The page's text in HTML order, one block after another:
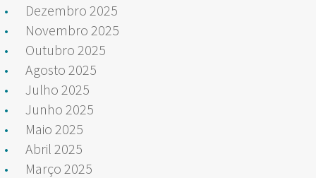
Dezembro 2025
Novembro 2025
Outubro 2025
Agosto 2025
Julho 2025
Junho 2025
Maio 2025
Abril 2025
Março 2025